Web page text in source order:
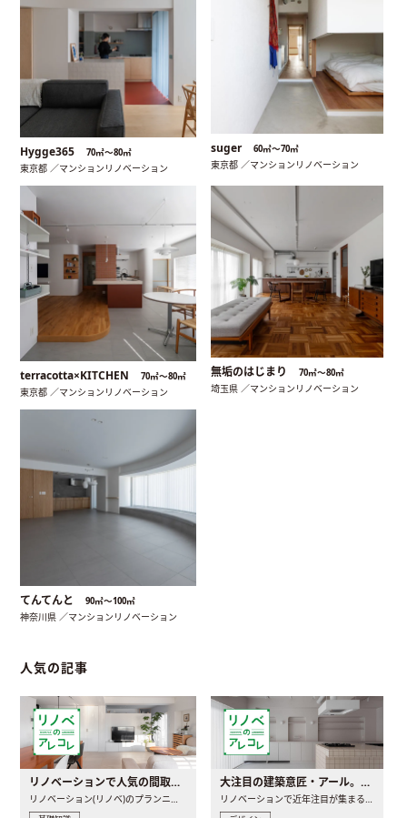
Hygge365 70㎡〜80㎡
東京都 ／マンションリノベーション
suger 60㎡〜70㎡
東京都 ／マンションリノベーション
terracotta×KITCHEN 70㎡〜80㎡
東京都 ／マンションリノベーション
無垢のはじまり 70㎡〜80㎡
埼玉県 ／マンションリノベーション
てんてんと 90㎡〜100㎡
神奈川県 ／マンションリノベーション
人気の記事
リノベーションで人気の間取りとは？トレンドの間取りと実例を徹底解説 大注目の建築意匠・アール。人気の理由と空間に取り入れるポイント